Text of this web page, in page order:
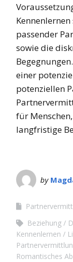
passender
sowie die
einer
potenziellen
für
langfristige
by
Beziehung
Kennenlernen
Romantisches